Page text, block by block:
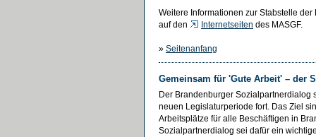
Weitere Informationen zur Stabstelle
auf den
Internetseiten des MASGF.
» Seitenanfang
Gemeinsam für 'Gute Arbeit' – der
Der Brandenburger Sozialpartnerdialog
neuen Legislaturperiode fort. Das Ziel
Arbeitsplätze für alle Beschäftigen in
Sozialpartnerdialog sei dafür ein